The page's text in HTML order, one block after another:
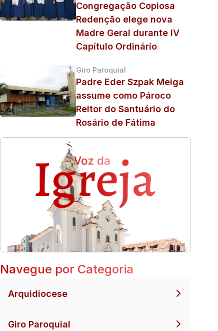
Congregação Copiosa
Redenção elege nova
Madre Geral durante IV
Capítulo Ordinário
Giro Paroquial
Padre Eder Szpak Meiga
assume como Pároco
Reitor do Santuário do
Rosário de Fátima
Navegue por Categoria
Arquidiocese
Giro Paroquial